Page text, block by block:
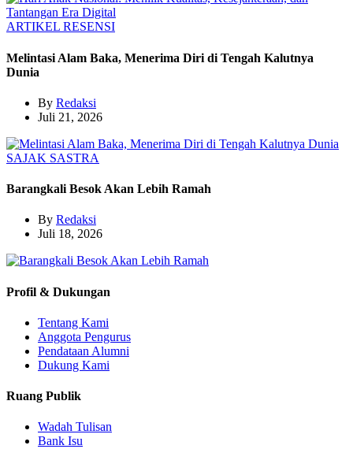
ARTIKEL RESENSI
Melintasi Alam Baka, Menerima Diri di Tengah Kalutnya
Dunia
By Redaksi
Juli 21, 2026
SAJAK SASTRA
Barangkali Besok Akan Lebih Ramah
By Redaksi
Juli 18, 2026
Profil & Dukungan
Tentang Kami
Anggota Pengurus
Pendataan Alumni
Dukung Kami
Ruang Publik
Wadah Tulisan
Bank Isu